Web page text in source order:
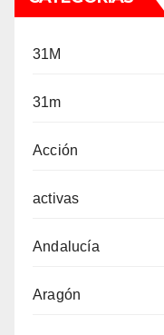
31M
31m
Acción
activas
Andalucía
Aragón